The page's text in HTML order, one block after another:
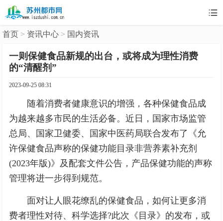

首页 > 资讯中心 > 国内资讯
一则保健食品新规的出台，或将成为理性消费
的“清醒剂”
2023-09-25 08:31
随着消费者健康意识的增强，各种保健食品成
为越来越多市民的生活必备。近日，国家市场监管
总局、国家卫健委、国家中医药局联合发布了《允
许保健食品声称的保健功能目录非营养素补充剂
(2023年版)》及配套文件公告，产品保健功能的声称
管理将进一步得到规范。
面对让人眼花缭乱的保健食品，如何让更多消
费者理性对待、科学选择?此次《目录》的发布，或